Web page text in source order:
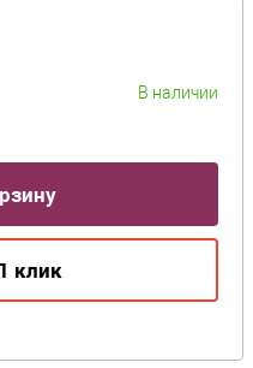
В наличии
клик